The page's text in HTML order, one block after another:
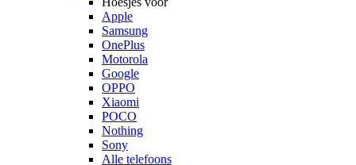
Apple
Samsung
OnePlus
Motorola
Google
OPPO
Xiaomi
POCO
Nothing
Sony
Alle telefoons